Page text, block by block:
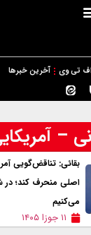
تی وی آخرین خبرها
–
بقائی: تناقض‌گویی
اصلی منحرف کند؛ در
می‌کنیم
۱۱ جوزا ۱۴۰۵